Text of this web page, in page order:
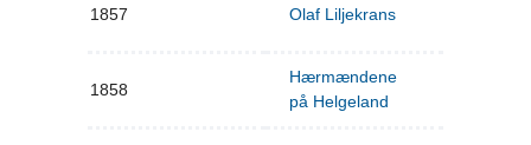
1857 Olaf Liljekrans
1858
Hærmændene
på Helgeland